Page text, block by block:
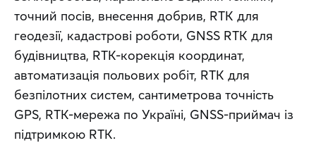
точний посів, внесення добрив, RTK для
геодезії, кадастрові роботи, GNSS RTK для
будівництва, RTK-корекція координат,
автоматизація польових робіт, RTK для
безпілотних систем, сантиметрова точність
GPS, RTK-мережа по Україні, GNSS-приймач із
підтримкою RTK.